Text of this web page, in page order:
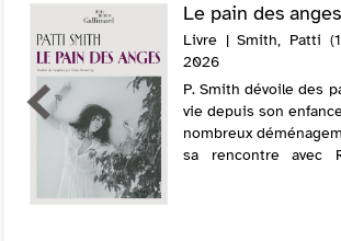
Le pain des
Livre | Smith, Patti
2026
P. Smith dévoile des
vie depuis son
nombreux
sa rencontre avec